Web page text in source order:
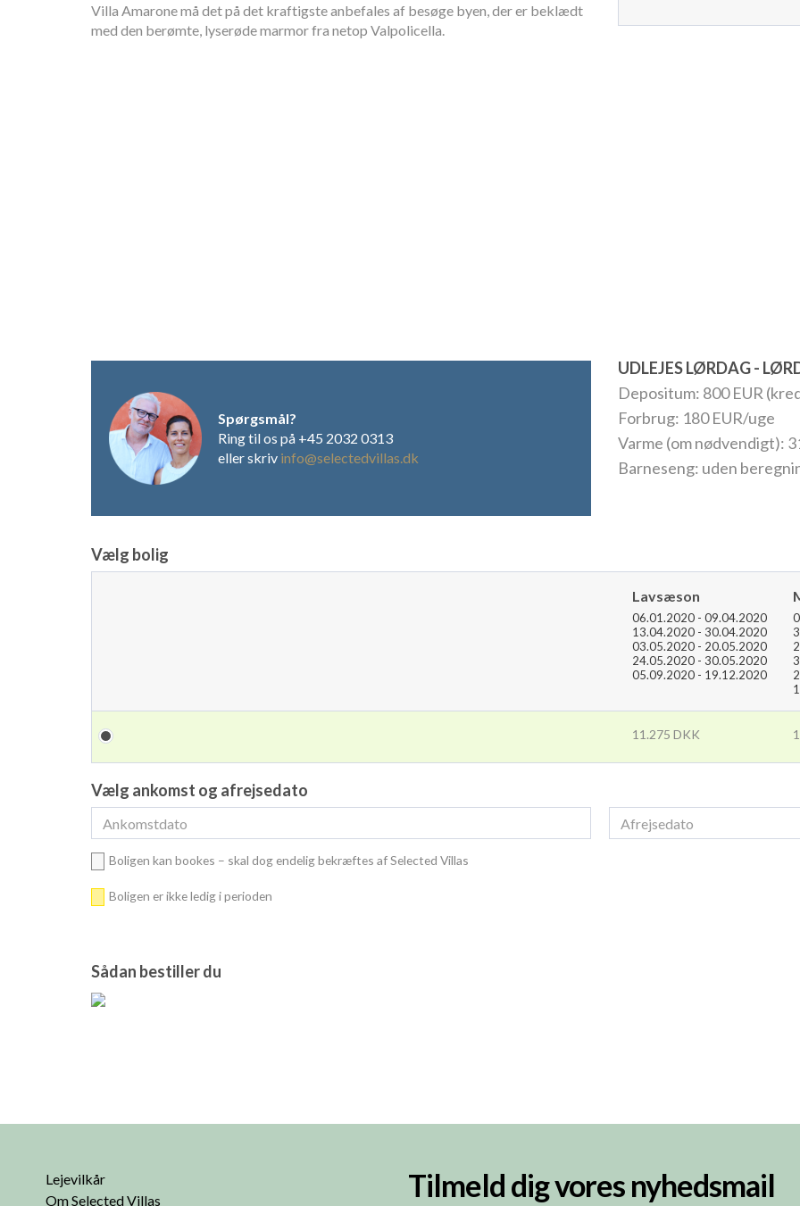
Villa Amarone må det på det kraftigste anbefales af besøge byen, der er beklædt
med den berømte, lyserøde marmor fra netop Valpolicella.
Spørgsmål?
Ring til os på +45 2032 0313
eller skriv info@selectedvillas.dk
UDLEJES LØRDAG -
Depositum: 800 EUR
Forbrug: 180 EUR/uge
Varme (om nødvendigt):
Barneseng: uden
Vælg bolig
Lavsæson
06.01.2020 - 09.04.2020
13.04.2020 - 30.04.2020
03.05.2020 - 20.05.2020
24.05.2020 - 30.05.2020
05.09.2020 - 19.12.2020
11.275 DKK
Vælg ankomst og afrejsedato
Boligen kan bookes – skal dog endelig bekræftes af Selected Villas
Boligen er ikke ledig i perioden
Sådan bestiller du
Lejevilkår
Om Selected Villas
Tilmeld dig vores nyhedsmail